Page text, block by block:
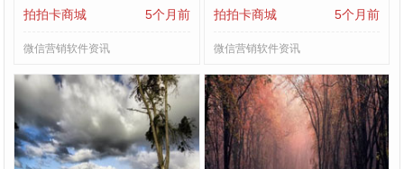
拍拍卡商城
5个月前
微信营销软件资讯
拍拍卡商城
5个月前
微信营销软件资讯